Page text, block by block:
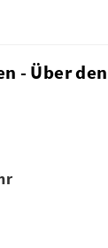
- Über